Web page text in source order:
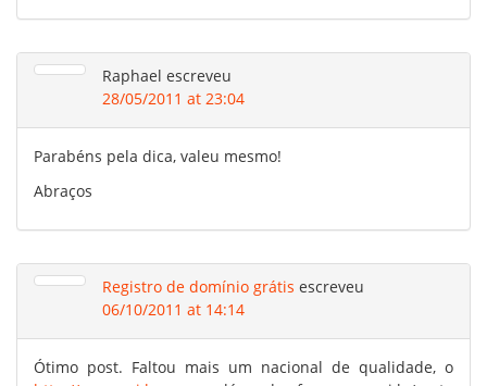
Raphael escreveu
28/05/2011 at 23:04
Parabéns pela dica, valeu mesmo!
Abraços
Registro de domínio grátis escreveu
06/10/2011 at 14:14
Ótimo post. Faltou mais um nacional de qualidade, o